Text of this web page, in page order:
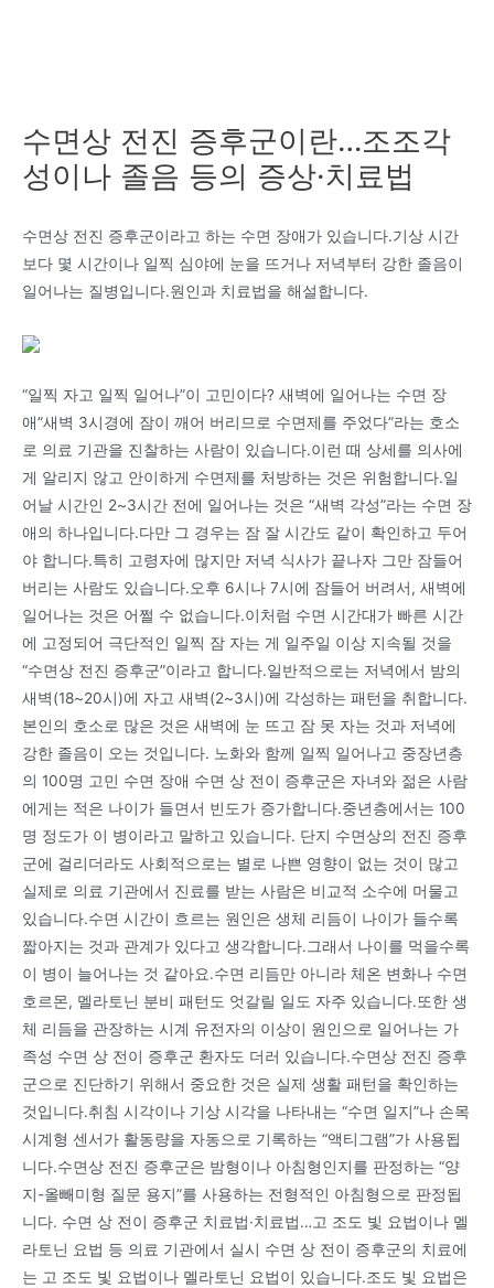
수면상 전진 증후군이란…조조각
성이나 졸음 등의 증상·치료법
수면상 전진 증후군이라고 하는 수면 장애가 있습니다.기상 시간
보다 몇 시간이나 일찍 심야에 눈을 뜨거나 저녁부터 강한 졸음이
일어나는 질병입니다.원인과 치료법을 해설합니다.
“일찍 자고 일찍 일어나”이 고민이다? 새벽에 일어나는 수면 장
애”새벽 3시경에 잠이 깨어 버리므로 수면제를 주었다”라는 호소
로 의료 기관을 진찰하는 사람이 있습니다.이런 때 상세를 의사에
게 알리지 않고 안이하게 수면제를 처방하는 것은 위험합니다.일
어날 시간인 2~3시간 전에 일어나는 것은 “새벽 각성”라는 수면 장
애의 하나입니다.다만 그 경우는 잠 잘 시간도 같이 확인하고 두어
야 합니다.특히 고령자에 많지만 저녁 식사가 끝나자 그만 잠들어
버리는 사람도 있습니다.오후 6시나 7시에 잠들어 버려서, 새벽에
일어나는 것은 어쩔 수 없습니다.이처럼 수면 시간대가 빠른 시간
에 고정되어 극단적인 일찍 잠 자는 게 일주일 이상 지속될 것을
“수면상 전진 증후군”이라고 합니다.일반적으로는 저녁에서 밤의
새벽(18~20시)에 자고 새벽(2~3시)에 각성하는 패턴을 취합니다.
본인의 호소로 많은 것은 새벽에 눈 뜨고 잠 못 자는 것과 저녁에
강한 졸음이 오는 것입니다. 노화와 함께 일찍 일어나고 중장년층
의 100명 고민 수면 장애 수면 상 전이 증후군은 자녀와 젊은 사람
에게는 적은 나이가 들면서 빈도가 증가합니다.중년층에서는 100
명 정도가 이 병이라고 말하고 있습니다. 단지 수면상의 전진 증후
군에 걸리더라도 사회적으로는 별로 나쁜 영향이 없는 것이 많고
실제로 의료 기관에서 진료를 받는 사람은 비교적 소수에 머물고
있습니다.수면 시간이 흐르는 원인은 생체 리듬이 나이가 들수록
짧아지는 것과 관계가 있다고 생각합니다.그래서 나이를 먹을수록
이 병이 늘어나는 것 같아요.수면 리듬만 아니라 체온 변화나 수면
호르몬, 멜라토닌 분비 패턴도 엇갈릴 일도 자주 있습니다.또한 생
체 리듬을 관장하는 시계 유전자의 이상이 원인으로 일어나는 가
족성 수면 상 전이 증후군 환자도 더러 있습니다.수면상 전진 증후
군으로 진단하기 위해서 중요한 것은 실제 생활 패턴을 확인하는
것입니다.취침 시각이나 기상 시각을 나타내는 “수면 일지”나 손목
시계형 센서가 활동량을 자동으로 기록하는 “액티그램”가 사용됩
니다.수면상 전진 증후군은 밤형이나 아침형인지를 판정하는 “양
지-올빼미형 질문 용지”를 사용하는 전형적인 아침형으로 판정됩
니다. 수면 상 전이 증후군 치료법·치료법…고 조도 빛 요법이나 멜
라토닌 요법 등 의료 기관에서 실시 수면 상 전이 증후군의 치료에
는 고 조도 빛 요법이나 멜라토닌 요법이 있습니다.조도 빛 요법은